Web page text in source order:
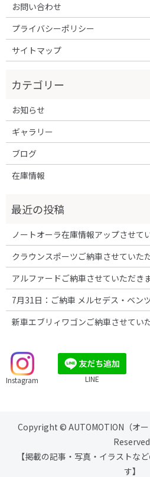
お問い合わせ
プライバシーポリシー
サイトマップ
お知らせ
ギャラリー
ブログ
在庫情報
ノートオーラ在庫情報アップさせて
クラウンスポーツご納車させていた
アルファードご納車させていただき
7月31日：ご納車 メルセデス・ベン
新車エブリィワゴンご納車させてい
Instagram LINE
Copyright © AUTOMOTION（オ
【掲載の記事・写真・イラストな
す】